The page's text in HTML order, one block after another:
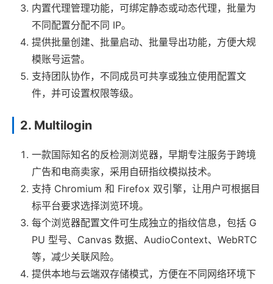
内置代理管理功能，可绑定静态或动态代理，批量为
不同配置分配不同 IP。
提供批量创建、批量启动、批量导出功能，方便大规
模账号运营。
支持团队协作，不同成员可共享或独立使用配置文
件，并可设置权限等级。
2. Multilogin
一款国际知名的反检测浏览器，早期专注服务于跨境
广告和电商卖家，采用自研指纹模拟技术。
支持 Chromium 和 Firefox 双引擎，让用户可根据目
标平台要求选择浏览环境。
每个浏览器配置文件可生成独立的指纹信息，包括 G
PU 型号、Canvas 数据、AudioContext、WebRTC
等，减少关联风险。
提供本地与云端双存储模式，方便在不同网络环境下